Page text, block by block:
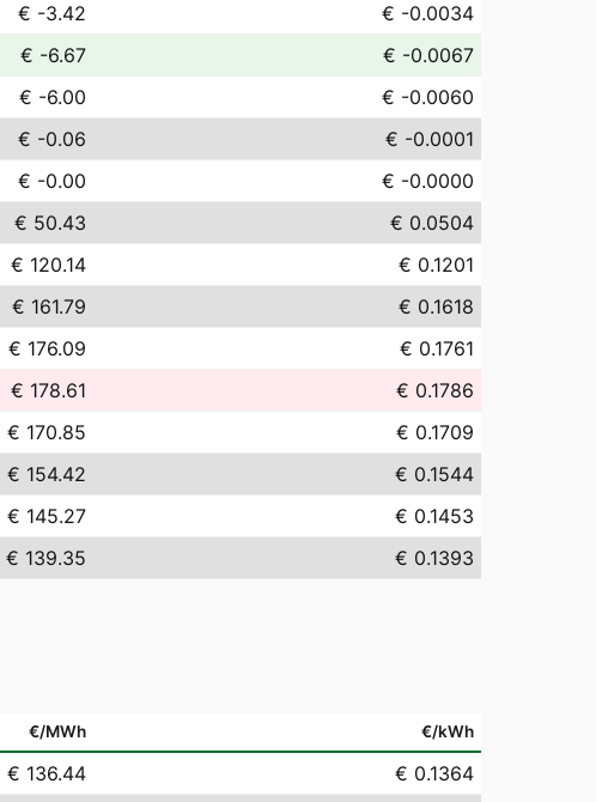
€ -3.42
€ -0.0034
€ -6.67
€ -0.0067
€ -6.00
€ -0.0060
€ -0.06
€ -0.0001
€ -0.00
€ -0.0000
€ 50.43
€ 0.0504
€ 120.14
€ 0.1201
€ 161.79
€ 0.1618
€ 176.09
€ 0.1761
€ 178.61
€ 0.1786
€ 170.85
€ 0.1709
€ 154.42
€ 0.1544
€ 145.27
€ 0.1453
€ 139.35 € 0.1393
€/MWh €/kWh
€ 136.44
€ 0.1364